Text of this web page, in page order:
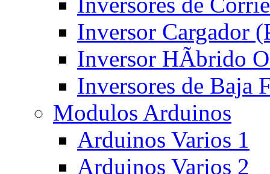
Inversor Cargador
Inversor HÃ­brido
Inversores de Baja
Modulos Arduinos
Arduinos Varios 1
Arduinos Varios 2